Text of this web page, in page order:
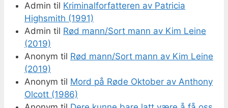
Admin til Kriminalforfatteren av Patricia
Highsmith (1991)
Admin til Rød mann/Sort mann av Kim Leine
(2019)
Anonym til Rød mann/Sort mann av Kim Leine
(2019)
Anonym til Mord på Røde Oktober av Anthony
Olcott (1986)